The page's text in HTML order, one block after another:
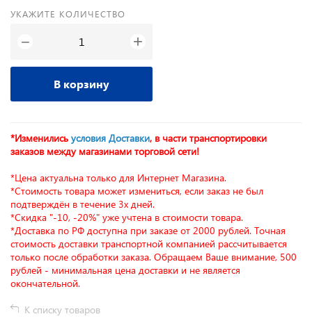
УКАЖИТЕ КОЛИЧЕСТВО
− +
В корзину
*Изменились условия Доставки, в части транспортировки
заказов между магазинами торговой сети!
*Цена актуальна только для Интернет Магазина.
*Стоимость товара может измениться, если заказ не был
подтверждён в течение 3х дней.
*Скидка "-10, -20%" уже учтена в стоимости товара.
*Доставка по РФ доступна при заказе от 2000 рублей. Точная
стоимость доставки транспортной компанией рассчитывается
только после обработки заказа. Обращаем Ваше внимание, 500
рублей - минимальная цена доставки и не является
окончательной.
К списку товаров